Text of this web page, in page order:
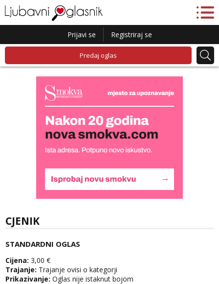
Prijavi se Registriraj se
Predaj oglas
CJENIK
STANDARDNI OGLAS
Cijena: 3,00 €
Trajanje: Trajanje ovisi o kategorji
Prikazivanje: Oglas nije istaknut bojom